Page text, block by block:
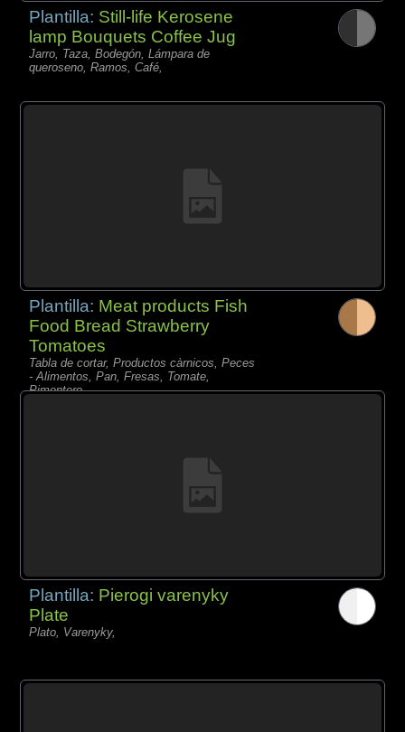
Plantilla: Still-life Kerosene
lamp Bouquets Coffee Jug
Jarro, Taza, Bodegón, Lámpara de
queroseno, Ramos, Café,
Plantilla: Meat products Fish
Food Bread Strawberry
Tomatoes
Tabla de cortar, Productos càrnicos, Peces
- Alimentos, Pan, Fresas, Tomate,
Pimentero,
Plantilla: Pierogi varenyky
Plate
Plato, Varenyky,